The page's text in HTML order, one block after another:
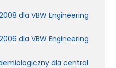
dla VBW Engineering
dla VBW Engineering
dla central